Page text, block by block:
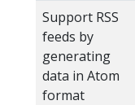
Support RSS
feeds by
generating
data in Atom
format